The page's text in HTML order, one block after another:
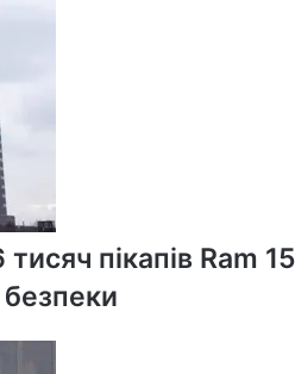
пікапів Ram